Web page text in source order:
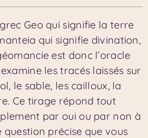
Geo qui signifie la terre
qui signifie divination,
est donc l’oracle
les tracés laissés sur
le sable, les cailloux, la
Ce tirage répond tout
par oui ou par non à
question précise que vous